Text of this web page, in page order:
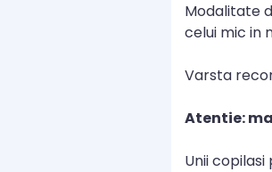
Modalitate
celui mic in
Varsta
Atentie:
Unii